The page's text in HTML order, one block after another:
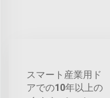
スマート産業用ド
アでの10年以上の